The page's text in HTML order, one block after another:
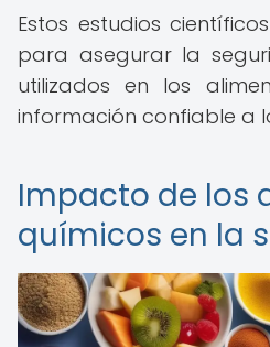
Estos estudios
para asegurar la
utilizados en los
información confiable a
Impacto de los
químicos en la